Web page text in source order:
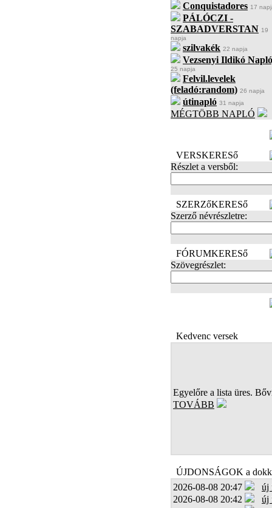
Conquistadores 17
PÁLÓCZI -
SZABADVERSTAN 19
napja
szilvakék 22 napja
Vezsenyi Ildikó
25 napja
Felvil.levelek
(feladó:random) 26 napja
útinapló 31 napja
MÉGTÖBB NAPLÓ
VERSKERESő
Részlet a versből:
SZERZőKERESő
Szerző névrészletre:
FÓRUMKERESő
Szövegrészlet:
Kedvenc versek
Egyelőre a lista üres.
TOVÁBB
ÚJDONSÁGOK a
2026-08-08 20:47
új
2026-08-08 20:42
új